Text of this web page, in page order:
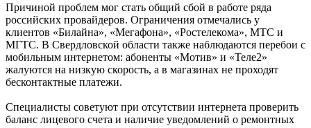
Причиной проблем мог стать общий сбой в работе ряда
российских провайдеров. Ограничения отмечались у
клиентов «Билайна», «Мегафона», «Ростелекома», МТС и
МГТС. В Свердловской области также наблюдаются перебои с
мобильным интернетом: абоненты «Мотив» и «Теле2»
жалуются на низкую скорость, а в магазинах не проходят
бесконтактные платежи.
Специалисты советуют при отсутствии интернета проверить
баланс лицевого счета и наличие уведомлений о ремонтных